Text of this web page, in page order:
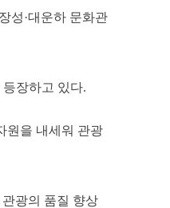
성·대운하 문화관
장하고 있다.
원을 내세워 관광
광의 품질 향상